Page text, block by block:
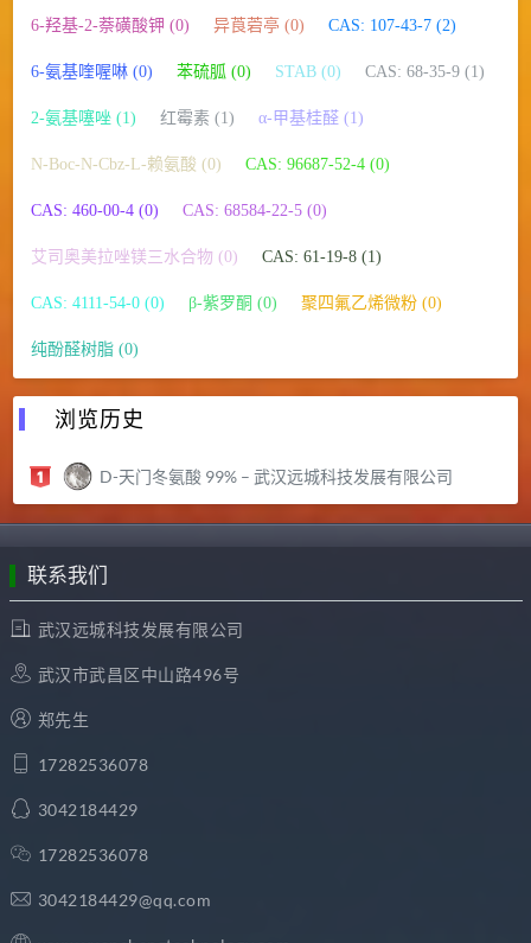
6-羟基-2-萘磺酸钾 (0) 异莨菪亭 (0) CAS: 107-43-7 (2)
6-氨基喹喔啉 (0) 苯硫胍 (0) STAB (0) CAS: 68-35-9 (1)
2-氨基噻唑 (1) 红霉素 (1) α-甲基桂醛 (1)
N-Boc-N-Cbz-L-赖氨酸 (0) CAS: 96687-52-4 (0)
CAS: 460-00-4 (0) CAS: 68584-22-5 (0)
艾司奥美拉唑镁三水合物 (0) CAS: 61-19-8 (1)
CAS: 4111-54-0 (0) β-紫罗酮 (0) 聚四氟乙烯微粉 (0)
纯酚醛树脂 (0)
浏览历史
D-天门冬氨酸 99% – 武汉远城科技发展有限公司
联系我们
武汉远城科技发展有限公司
武汉市武昌区中山路496号
郑先生
17282536078
3042184429
17282536078
3042184429@qq.com